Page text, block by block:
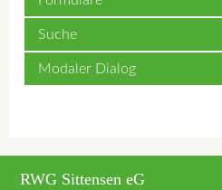
Suche
Modaler Dialog
RWG Sittensen eG